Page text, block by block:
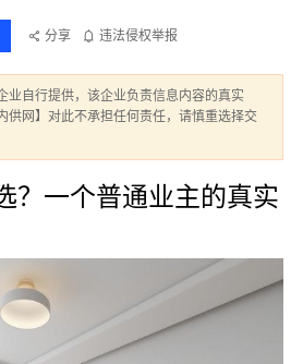
分享 违法侵权举报
业自行提供，该企业负责信息内容的真实
供网】对此不承担任何责任，请慎重选择交
？一个普通业主的真实